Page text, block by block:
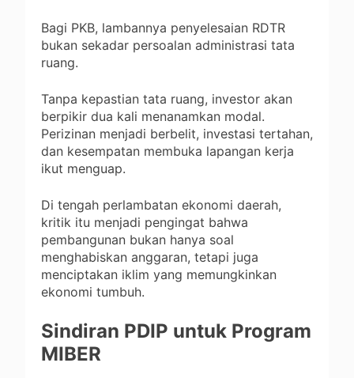
Bagi PKB, lambannya penyelesaian RDTR
bukan sekadar persoalan administrasi tata
ruang.
Tanpa kepastian tata ruang, investor akan
berpikir dua kali menanamkan modal.
Perizinan menjadi berbelit, investasi tertahan,
dan kesempatan membuka lapangan kerja
ikut menguap.
Di tengah perlambatan ekonomi daerah,
kritik itu menjadi pengingat bahwa
pembangunan bukan hanya soal
menghabiskan anggaran, tetapi juga
menciptakan iklim yang memungkinkan
ekonomi tumbuh.
Sindiran PDIP untuk Program
MIBER